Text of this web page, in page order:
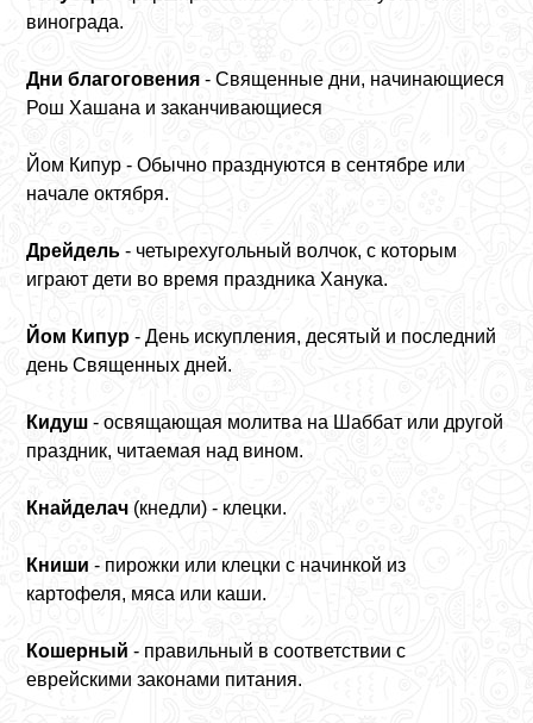
винограда.
Дни благоговения - Священные дни, начинающиеся
Рош Хашана и заканчивающиеся
Йом Кипур - Обычно празднуются в сентябре или
начале октября.
Дрейдель - четырехугольный волчок, с которым
играют дети во время праздника Ханука.
Йом Кипур - День искупления, десятый и последний
день Священных дней.
Кидуш - освящающая молитва на Шаббат или другой
праздник, читаемая над вином.
Кнайделач (кнедли) - клецки.
Книши - пирожки или клецки с начинкой из
картофеля, мяса или каши.
Кошерный - правильный в соответствии с
еврейскими законами питания.